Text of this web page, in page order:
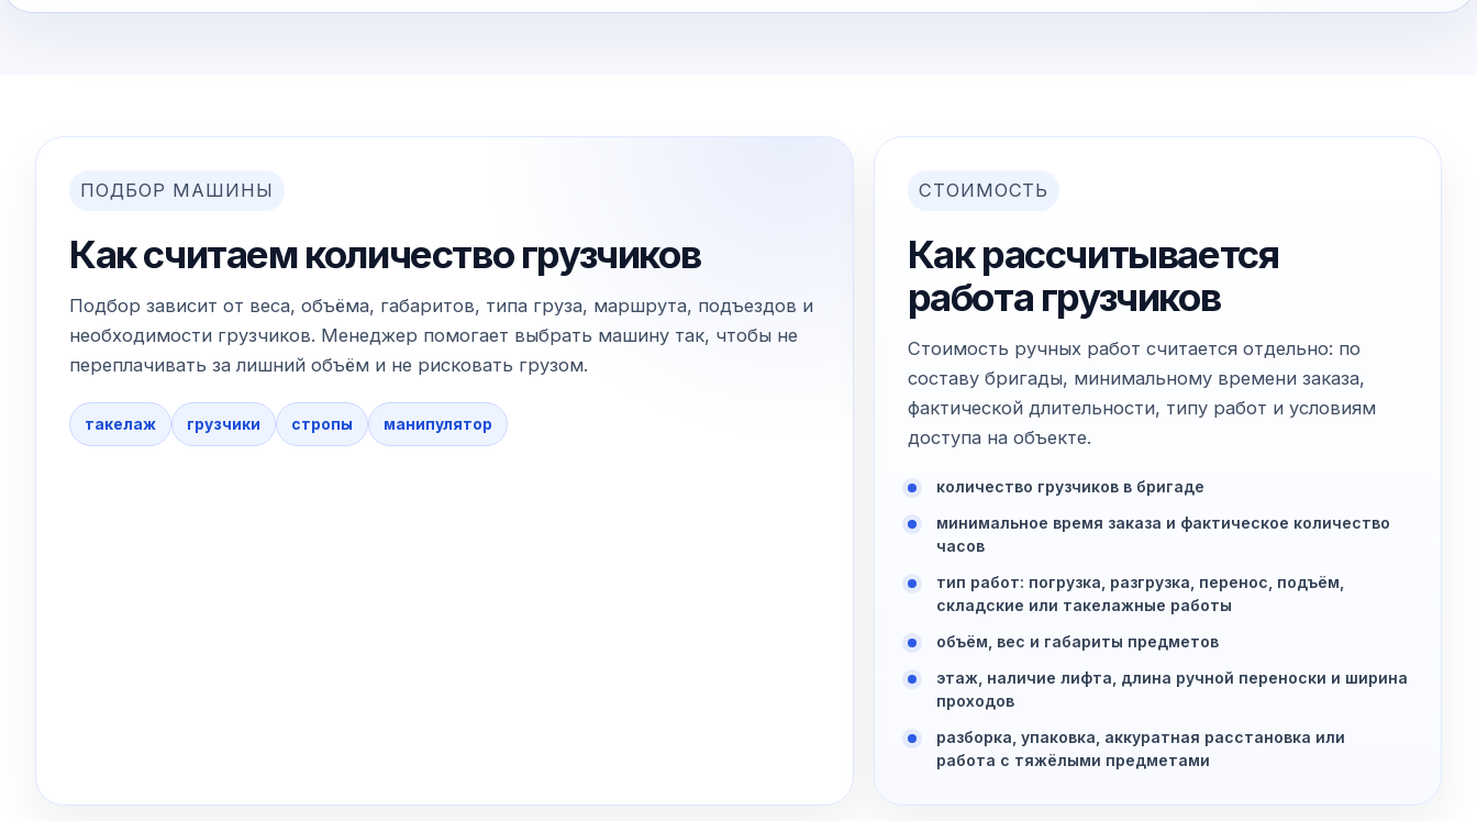
ПОДБОР МАШИНЫ
Как считаем количество грузчиков
Подбор зависит от веса, объёма, габаритов, типа груза, маршрута, подъездов и
необходимости грузчиков. Менеджер помогает выбрать машину так, чтобы не
переплачивать за лишний объём и не рисковать грузом.
такелаж грузчики стропы манипулятор
СТОИМОСТЬ
Как рассчитывается
работа грузчиков
Стоимость ручных работ считается отдельно: по
составу бригады, минимальному времени заказа,
фактической длительности, типу работ и условиям
доступа на объекте.
количество грузчиков в бригаде
минимальное время заказа и фактическое количество
часов
тип работ: погрузка, разгрузка, перенос, подъём,
складские или такелажные работы
объём, вес и габариты предметов
этаж, наличие лифта, длина ручной переноски и ширина
проходов
разборка, упаковка, аккуратная расстановка или
работа с тяжёлыми предметами